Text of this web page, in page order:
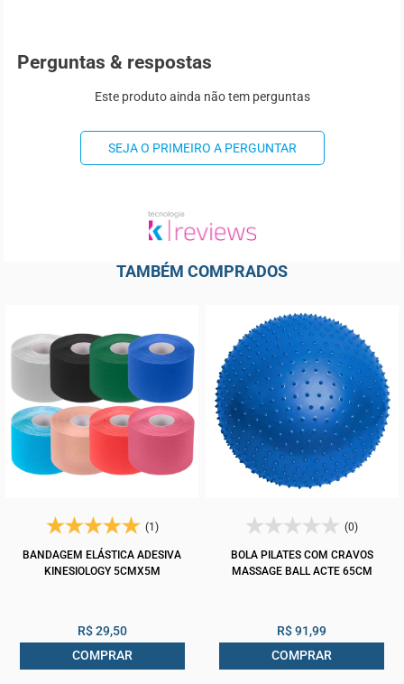
Perguntas & respostas
Este produto ainda não tem perguntas
SEJA O PRIMEIRO A PERGUNTAR
TAMBÉM COMPRADOS
(1)
BANDAGEM ELÁSTICA ADESIVA
KINESIOLOGY 5CMX5M
R$ 29,50
COMPRAR
(0)
BOLA PILATES COM CRAVOS
MASSAGE BALL ACTE 65CM
R$ 91,99
COMPRAR